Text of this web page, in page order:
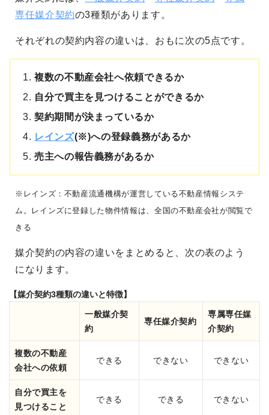
専任媒介契約の3種類があります。
それぞれの契約内容の違いは、おもに次の5点です。
複数の不動産会社へ依頼できるか
自分で買主を見つけることができるか
契約期間が決まっているか
レインズ(※)への登録義務があるか
売主への報告義務があるか
※レインズ：不動産流通機構が運営している不動産情報システ
ム。レインズに登録した物件情報は、全国の不動産会社が閲覧で
きる
媒介契約の内容の違いをまとめると、次の表のよう
になります。
【媒介契約3種類の違いと特徴】
一般媒介契
約
専任媒介契約
専属専任媒
介契約
複数の不動産
会社への依頼
できる できない できない
自分で買主を
見つけること
できる できる できない